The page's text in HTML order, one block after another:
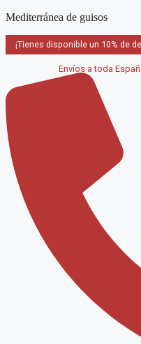
Saltar
contenido
Mediterránea de guisos
¡Tienes disponible un 10% de
Envíos a toda
Pedido mínimo a